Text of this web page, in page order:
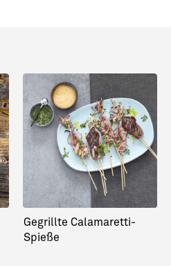
Gegrillte Calamaretti-
Spieße